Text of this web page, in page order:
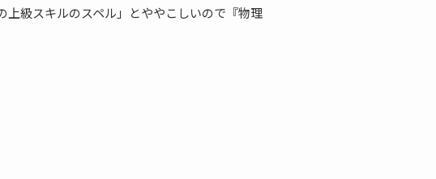
級スキルのスペル」とややこしいので『物理